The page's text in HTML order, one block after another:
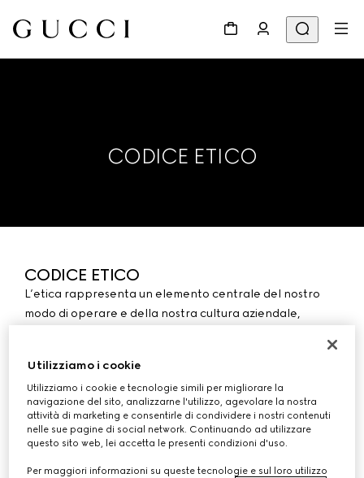
CODICE ETICO
CODICE ETICO
L’etica rappresenta un elemento centrale del nostro
modo di operare e della nostra cultura aziendale,
indispensabile per la crescita sostenibile del business.
Questa cultura si fonda sul rispetto delle leggi e dei
regolamenti, oltre che sull’impegno quotidiano di
ciascun dipendente verso i valori del Gruppo. Kering
adotta una politica di tolleranza zero nei confronti della
corruzione e di qualsiasi violazione dei principi di
Utilizziamo i cookie
Utilizziamo i cookie e tecnologie simili per migliorare la
navigazione del sito, analizzarne l'utilizzo, agevolare la nostra
attività di marketing e consentirle di condividere i nostri contenuti
nelle sue pagine di social network. Continuando ad utilizzare
questo sito web, lei accetta le presenti condizioni d'uso.
Per maggiori informazioni su queste tecnologie e sul loro utilizzo